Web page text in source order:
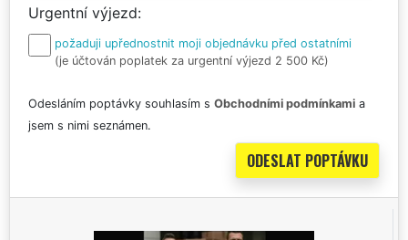
Urgentní výjezd
požaduji upřednostnit moji objednávku před ostatními
(je účtován poplatek za urgentní výjezd 2 500 Kč)
Odesláním poptávky souhlasím s Obchodními podmínkami a
jsem s nimi seznámen.